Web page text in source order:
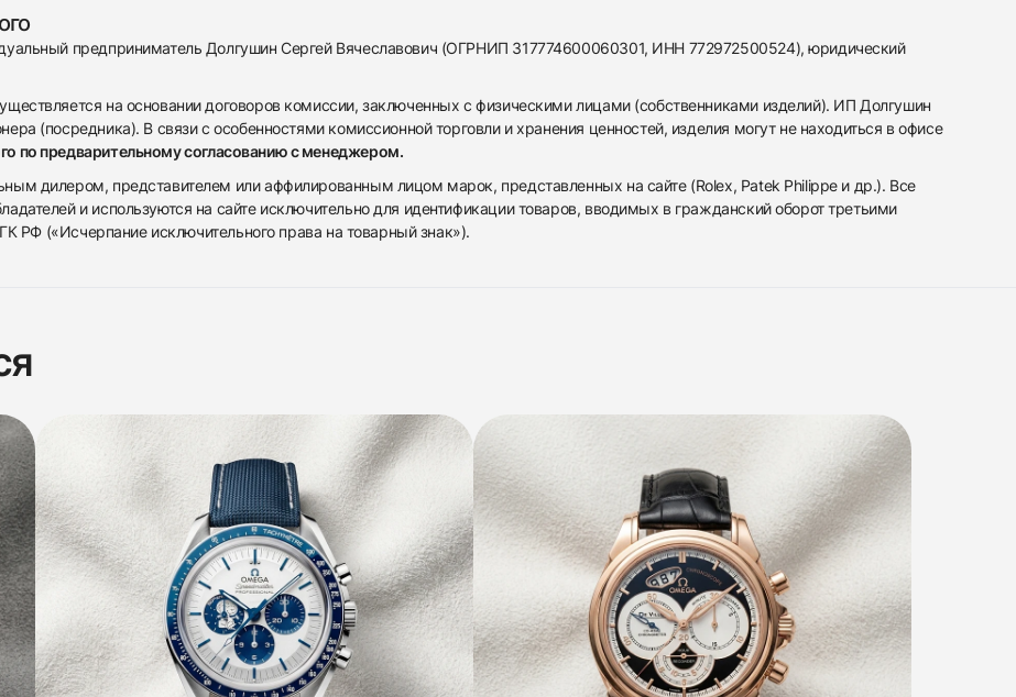
предприниматель Долгушин Сергей Вячеславович (ОГРНИП 317774600060301, ИНН 772972500524), юридический
на основании договоров комиссии, заключенных с физическими лицами (собственниками изделий). ИП Долгушин
(посредника). В связи с особенностями комиссионной торговли и хранения ценностей, изделия могут не находиться в офисе
по предварительному согласованию с менеджером.
дилером, представителем или аффилированным лицом марок, представленных на сайте (Rolex, Patek Philippe и др.). Все
и используются на сайте исключительно для идентификации товаров, вводимых в гражданский оборот третьими
РФ («Исчерпание исключительного права на товарный знак»).